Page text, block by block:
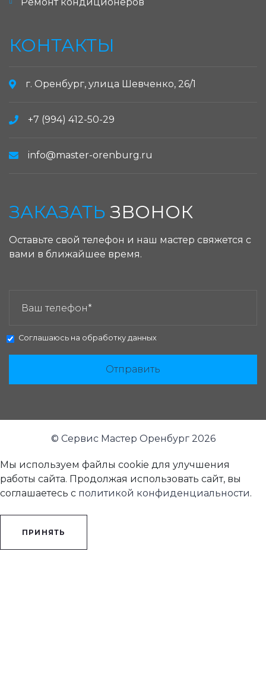
Ремонт кондиционеров
КОНТАКТЫ
г. Оренбург, улица Шевченко, 26/1
+7 (994) 412-50-29
info@master-orenburg.ru
ЗАКАЗАТЬ ЗВОНОК
Оставьте свой телефон и наш мастер свяжется с
вами в ближайшее время.
Соглашаюсь на обработку данных
Отправить
© Сервис Мастер Оренбург 2026
Мы используем файлы cookie для улучшения
работы сайта. Продолжая использовать сайт, вы
соглашаетесь с политикой конфиденциальности.
ПРИНЯТЬ